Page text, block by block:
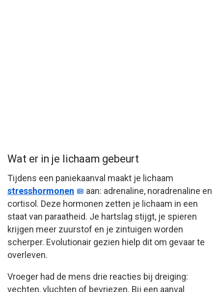
Wat er in je lichaam gebeurt
Tijdens een paniekaanval maakt je lichaam
stresshormonen
aan: adrenaline, noradrenaline en
cortisol. Deze hormonen zetten je lichaam in een
staat van paraatheid. Je hartslag stijgt, je spieren
krijgen meer zuurstof en je zintuigen worden
scherper. Evolutionair gezien hielp dit om gevaar te
overleven.
Vroeger had de mens drie reacties bij dreiging:
vechten, vluchten of bevriezen. Bij een aanval